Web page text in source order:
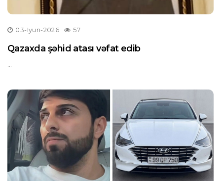
03-Iyun-2026 57
Qazaxda şəhid atası vəfat edib
...